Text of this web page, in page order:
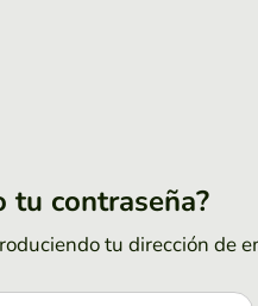
tu contraseña?
tu dirección de